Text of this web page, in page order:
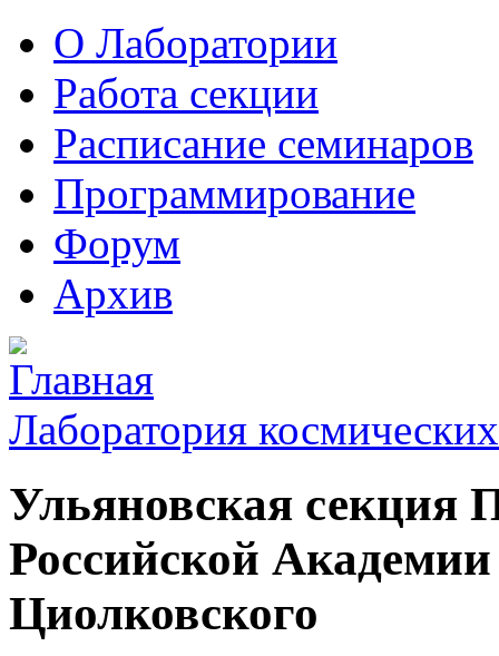
О Лаборатории
Работа секции
Расписание семинаров
Программирование
Форум
Архив
Лаборатория
Ульяновская секция
Российской
Циолковского